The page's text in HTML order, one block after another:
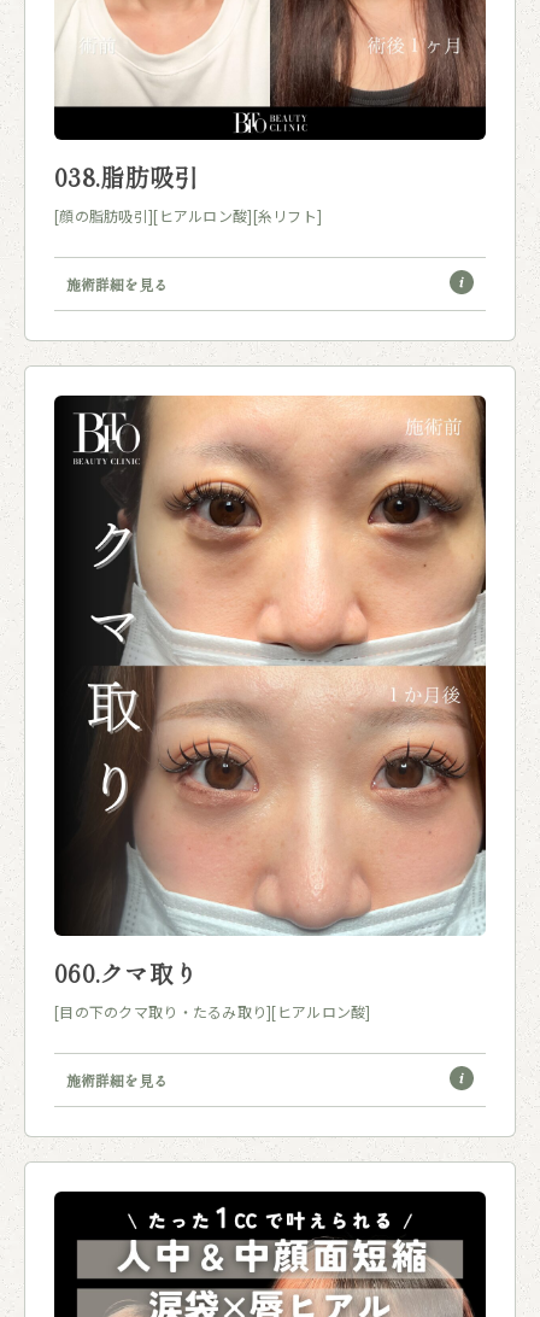
038.脂肪吸引
[顔の脂肪吸引][ヒアルロン酸][糸リフト]
施術詳細を見る
060.クマ取り
[目の下のクマ取り・たるみ取り][ヒアルロン酸]
施術詳細を見る